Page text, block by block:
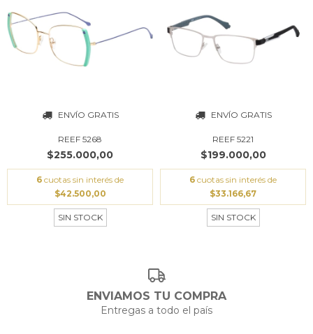
ENVÍO GRATIS
REEF 5268
$255.000,00
6 cuotas sin interés de
$42.500,00
SIN STOCK
ENVÍO GRATIS
REEF 5221
$199.000,00
6 cuotas sin interés de
$33.166,67
SIN STOCK
ENVIAMOS TU COMPRA
Entregas a todo el país